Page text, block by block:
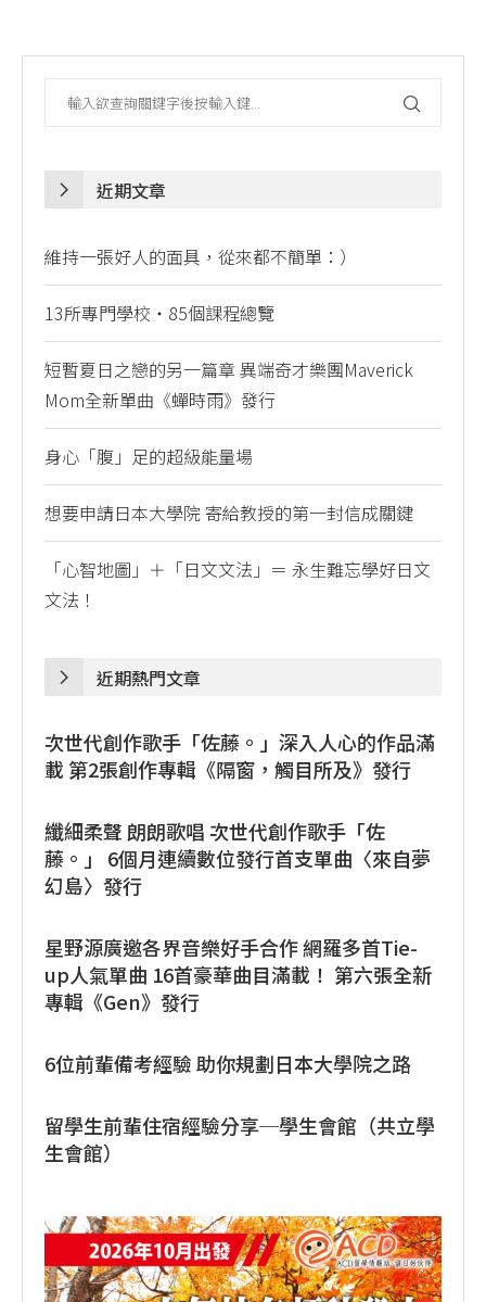
近期文章
維持一張好人的面具，從來都不簡單：）
13所專門學校・85個課程總覽
短暫夏日之戀的另一篇章 異端奇才樂團Maverick
Mom全新單曲《蟬時雨》發行
身心「腹」足的超級能量場
想要申請日本大學院 寄給教授的第一封信成關鍵
「心智地圖」＋「日文文法」＝ 永生難忘學好日文
文法！
近期熱門文章
次世代創作歌手「佐藤。」深入人心的作品滿
載 第2張創作專輯《隔窗，觸目所及》發行
纖細柔聲 朗朗歌唱 次世代創作歌手「佐
藤。」 6個月連續數位發行首支單曲〈來自夢
幻島〉發行
星野源廣邀各界音樂好手合作 網羅多首Tie-
up人氣單曲 16首豪華曲目滿載！ 第六張全新
專輯《Gen》發行
6位前輩備考經驗 助你規劃日本大學院之路
留學生前輩住宿經驗分享─學生會館（共立學
生會館）